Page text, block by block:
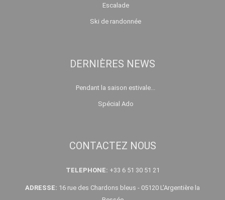
Escalade
Ski de randonnée
DERNIÈRES NEWS
Pendant la saison estivale...
Spécial Ado
CONTACTEZ NOUS
TELEPHONE: +33 6 51 30 51 21
ADRESSE: 16 rue des Chardons bleus - 05120 L'Argentière la